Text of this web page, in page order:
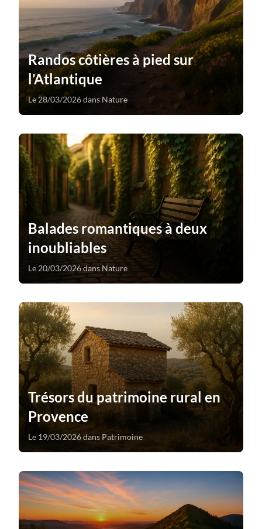
Randos côtières à pied sur
l’Atlantique
Le 28/03/2026 dans Nature
Balades romantiques à deux
inoubliables
Le 20/03/2026 dans Nature
Trésors du patrimoine rural en
Provence
Le 19/03/2026 dans Patrimoine